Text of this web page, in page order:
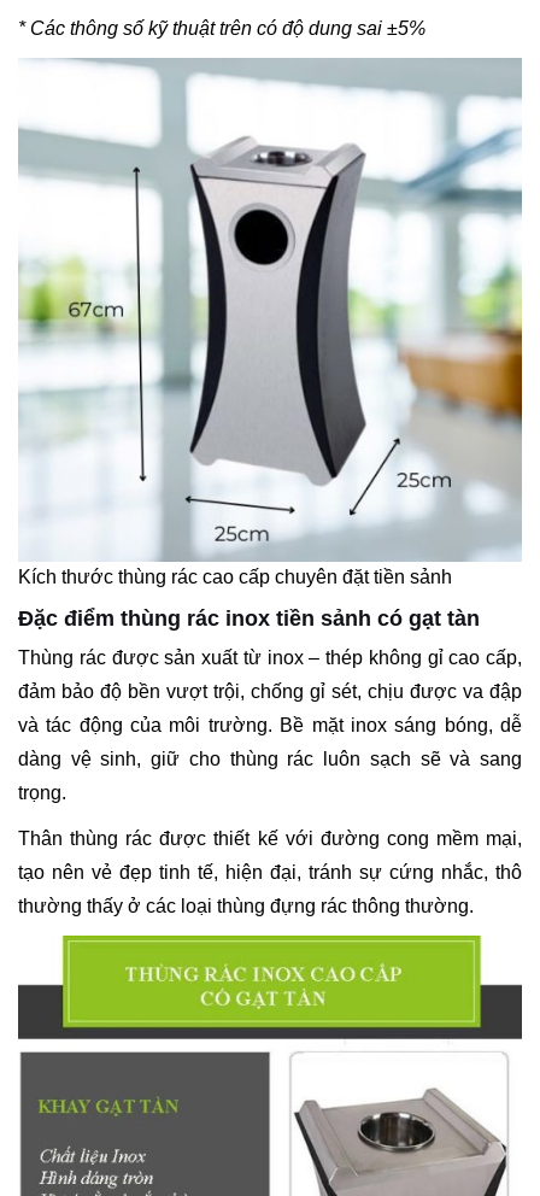
* Các thông số kỹ thuật trên có độ dung sai ±5%
Kích thước thùng rác cao cấp chuyên đặt tiền sảnh
Đặc điểm thùng rác inox tiền sảnh có gạt tàn
Thùng rác được sản xuất từ inox – thép không gỉ cao cấp,
đảm bảo độ bền vượt trội, chống gỉ sét, chịu được va đập
và tác động của môi trường. Bề mặt inox sáng bóng, dễ
dàng vệ sinh, giữ cho thùng rác luôn sạch sẽ và sang
trọng.
Thân thùng rác được thiết kế với đường cong mềm mại,
tạo nên vẻ đẹp tinh tế, hiện đại, tránh sự cứng nhắc, thô
thường thấy ở các loại thùng đựng rác thông thường.